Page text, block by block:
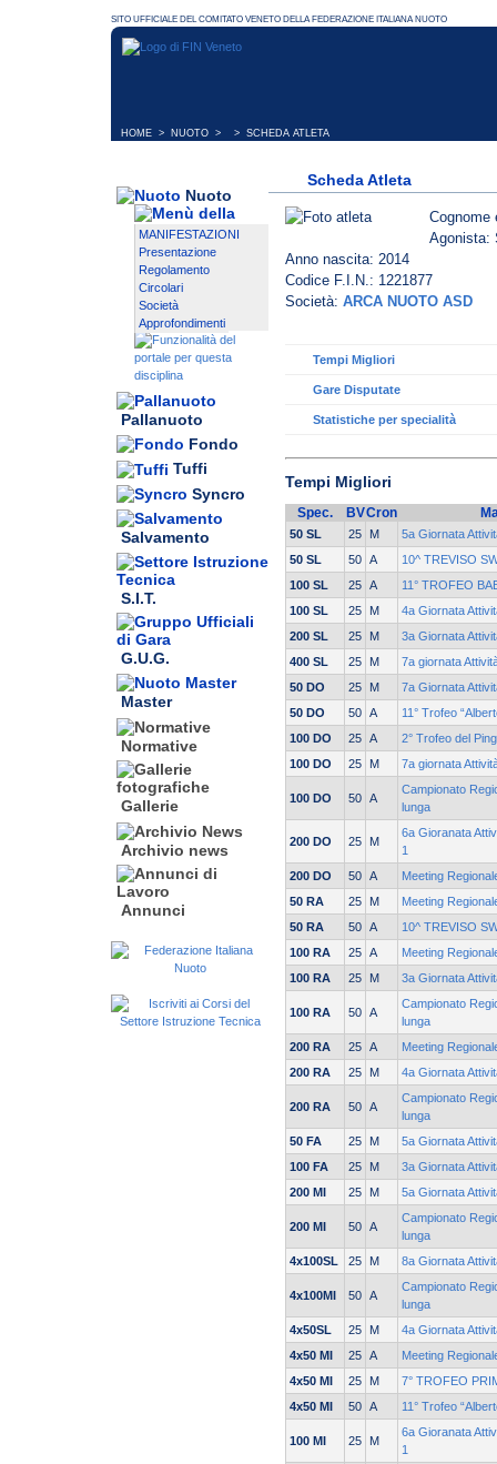
HOME > NUOTO > > SCHEDA ATLETA
Nuoto
MANIFESTAZIONI
Presentazione
Regolamento
Circolari
Società
Approfondimenti
Pallanuoto
Fondo
Tuffi
Syncro
Salvamento
S.I.T.
G.U.G.
Master
Normative
Gallerie
Archivio news
Annunci
Scheda Atleta
Agonista:
Anno nascita: 2014
Codice F.I.N.: 1221877
Società: ARCA NUOTO ASD
Tempi Migliori
Gare Disputate
Statistiche per specialità
Tempi Migliori
Spec. BVCron
50 SL 25 M
5a Giornata
50 SL
50 A
10^ TREVISO
100 SL
25 A
11° TROFEO
100 SL
25 M
4a Giornata
200 SL
25 M
3a Giornata
400 SL
25 M
7a giornata
50 DO
25 M
7a Giornata
50 DO
50 A
11° Trofeo
100 DO
25 A
2° Trofeo del
100 DO
25 M 7a giornata
100 DO 50 A
Campionato
lunga
200 DO 25 M
6a Gioranata
1
200 DO
50 A
Meeting
50 RA
25 M
Meeting
50 RA
50 A
10^ TREVISO
100 RA
25 A
Meeting
100 RA
25 M 3a Giornata
100 RA 50 A
Campionato
lunga
200 RA
25 A
Meeting
200 RA
25 M 4a Giornata
200 RA 50 A
Campionato
lunga
50 FA
25 M
5a Giornata
100 FA
25 M
3a Giornata
200 MI
25 M 5a Giornata
200 MI 50 A
Campionato
lunga
4x100SL
25 M 8a Giornata
4x100MI 50 A
Campionato
lunga
4x50SL
25 M
4a Giornata
4x50 MI
25 A
Meeting
4x50 MI
25 M
7° TROFEO
4x50 MI
50 A 11° Trofeo
100 MI 25 M
6a Gioranata
1